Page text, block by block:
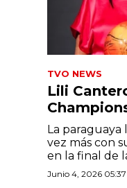
TVO NEWS
Lili
La paraguaya
vez más con
en la final de
Junio 4, 2026 05:37